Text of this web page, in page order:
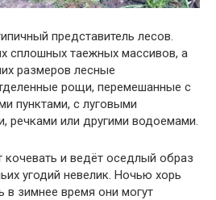
представитель лесов.
сплошных таежных массивов, а
размеров лесные
рощи, перемешанные с
пунктами, с луговыми
речками или другими водоемами.
и ведёт оседлый образ
угодий невелик. Ночью хорь
зимнее время они могут